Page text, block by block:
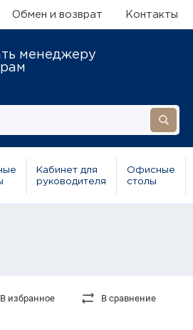
Обмен и возврат Контакты
менеджеру
Кабинет для
руководителя
Офисные
столы
В избранное В сравнение